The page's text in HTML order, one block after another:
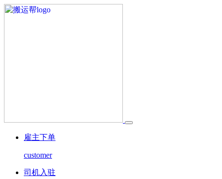
雇主下单
customer
司机入驻